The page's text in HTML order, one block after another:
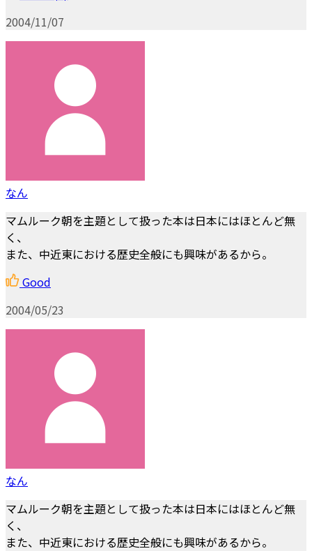
2004/11/07
なん
マムルーク朝を主題として扱った本は日本にはほとんど無
く、
また、中近東における歴史全般にも興味があるから。
Good
2004/05/23
なん
マムルーク朝を主題として扱った本は日本にはほとんど無
く、
また、中近東における歴史全般にも興味があるから。